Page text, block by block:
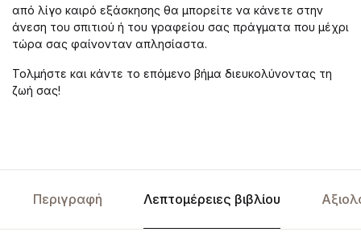
από λίγο καιρό εξάσκησης θα μπορείτε να κάνετε στην
άνεση του σπιτιού ή του γραφείου σας πράγματα που μέχρι
τώρα σας φαίνονταν απλησίαστα.
Τολμήστε και κάντε το επόμενο βήμα διευκολύνοντας τη
ζωή σας!
Περιγραφή Λεπτομέρειες βιβλίου